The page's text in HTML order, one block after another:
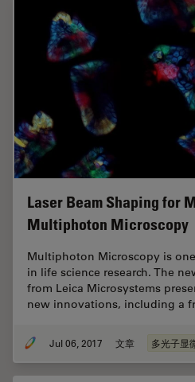
Laser Beam Shaping for
Multiphoton Microscopy
Multiphoton Microscopy is
in life science research. The
from Leica Microsystems
new innovations, including a
Jul 06, 2017 文章 多光子显